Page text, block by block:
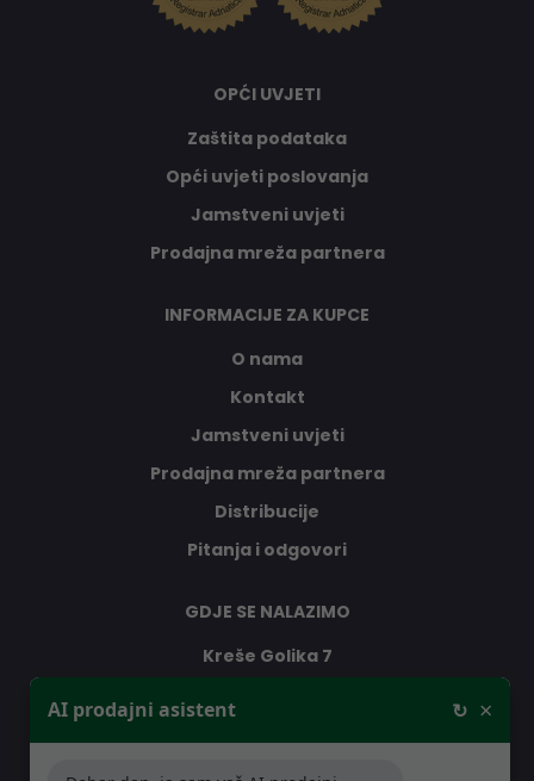
OPĆI UVJETI
Zaštita podataka
Opći uvjeti poslovanja
Jamstveni uvjeti
Prodajna mreža partnera
INFORMACIJE ZA KUPCE
O nama
Kontakt
Jamstveni uvjeti
Prodajna mreža partnera
Distribucije
Pitanja i odgovori
GDJE SE NALAZIMO
Kreše Golika 7
AI prodajni asistent ↻ ×